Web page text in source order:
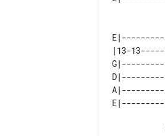
E|----------
|13-